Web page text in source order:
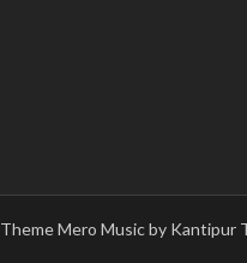
Theme Mero Music by Kantipur